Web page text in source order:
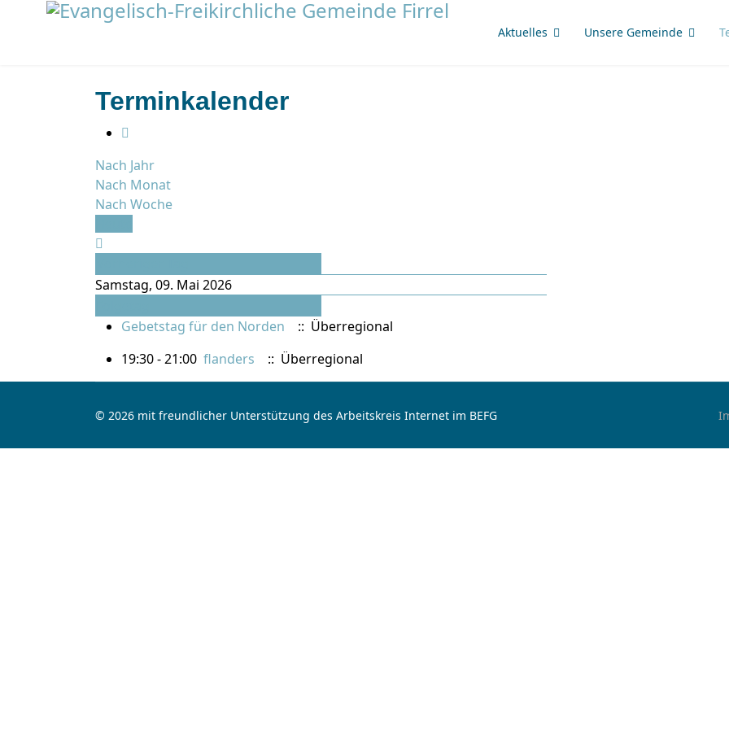
Aktuelles Unsere Gemeinde
Terminkalender
Nach Jahr
Nach Monat
Nach Woche
Samstag, 09. Mai 2026
Gebetstag für den Norden
:: Überregional
19:30 - 21:00 flanders :: Überregional
© 2026 mit freundlicher Unterstützung des Arbeitskreis Internet im BEFG